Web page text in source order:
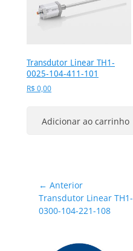
Transdutor Linear TH1-
0025-104-411-101
R$ 0,00
Adicionar ao carrinho
Navegação
de
Post
← Anterior
Post
anterior:
Transdutor Linear TH1-
0300-104-221-108